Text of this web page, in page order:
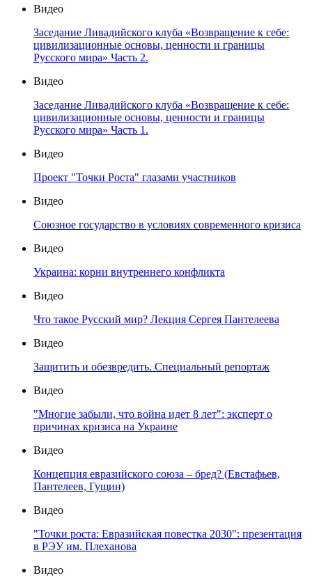
Видео
Заседание Ливадийского клуба «Возвращение к себе:
цивилизационные основы, ценности и границы
Русского мира» Часть 2.
Видео
Заседание Ливадийского клуба «Возвращение к себе:
цивилизационные основы, ценности и границы
Русского мира» Часть 1.
Видео
Проект "Точки Роста" глазами участников
Видео
Союзное государство в условиях современного кризиса
Видео
Украина: корни внутреннего конфликта
Видео
Что такое Русский мир? Лекция Сергея Пантелеева
Видео
Защитить и обезвредить. Специальный репортаж
Видео
"Многие забыли, что война идет 8 лет": эксперт о
причинах кризиса на Украине
Видео
Концепция евразийского союза – бред? (Евстафьев,
Пантелеев, Гущин)
Видео
"Точки роста: Евразийская повестка 2030": презентация
в РЭУ им. Плеханова
Видео